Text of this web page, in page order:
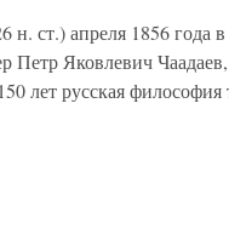
н. ст.) апреля 1856 года
Петр Яковлевич
лет русская философия